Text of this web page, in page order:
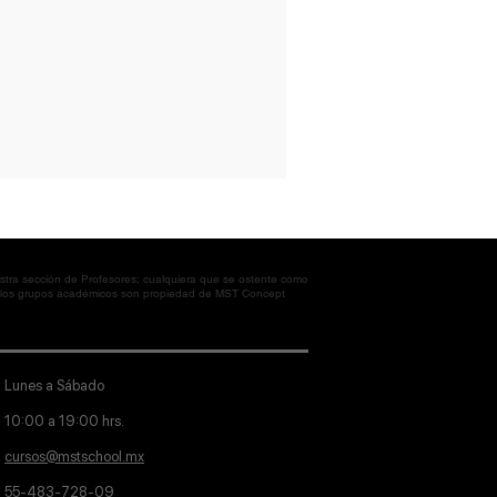
sección de Profesores; cualquiera que se ostente como
grupos académicos son propiedad de MST Concept
Lunes a Sábado
10:00 a 19:00 hrs.
cursos@mstschool.mx
55-483-728-09